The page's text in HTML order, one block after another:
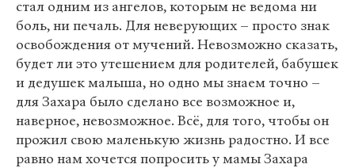
стал одним из ангелов, которым не ведома ни
боль, ни печаль. Для неверующих – просто знак
освобождения от мучений. Невозможно сказать,
будет ли это утешением для родителей, бабушек
и дедушек малыша, но одно мы знаем точно –
для Захара было сделано все возможное и,
наверное, невозможное. Всё, для того, чтобы он
прожил свою маленькую жизнь радостно. И все
равно нам хочется попросить у мамы Захара